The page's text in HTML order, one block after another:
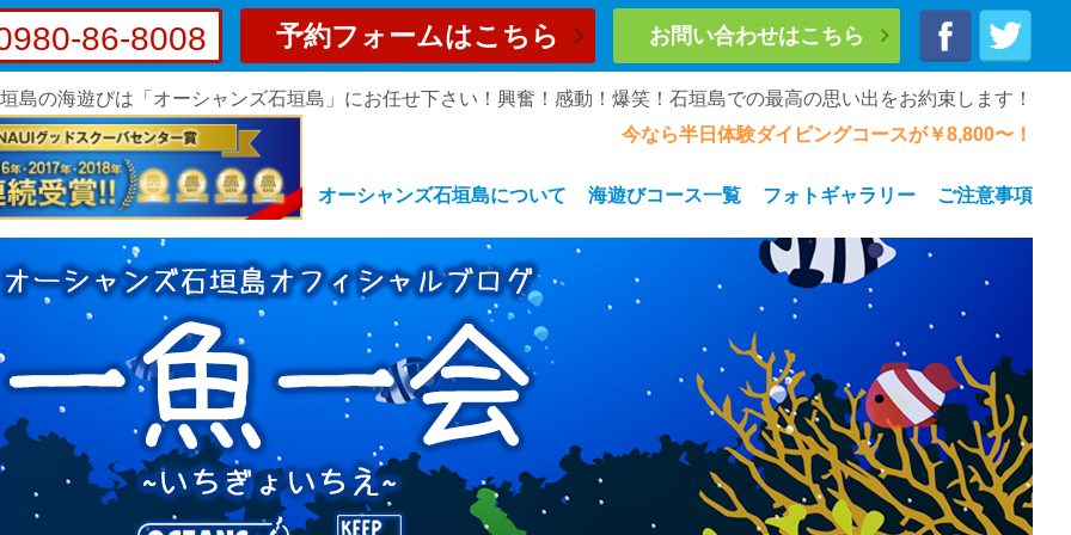
86-8008 予約フォームはこちら お問い合わせはこちら
島の海遊びは「オーシャンズ石垣島」にお任せ下さい！興奮！感動！爆笑！石垣島での最高の思い出をお約束します！
今なら半日体験ダイビングコースが￥8,800〜！
オーシャンズ石垣島について 海遊びコース一覧 フォトギャラリー ご注意事項